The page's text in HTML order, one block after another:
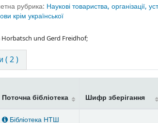
рубрика: Наукові товариства, організації,
крім української
und Gerd Freidhof;
( 2 )
Поточна бібліотека Шифр зберігання
Бібліотека НТШ